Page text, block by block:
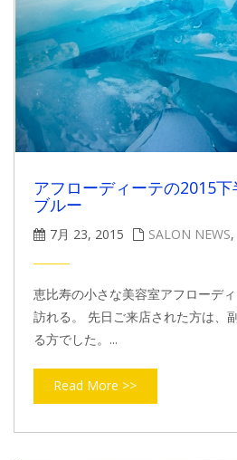
アフローディーテの2015
ブルー
7月 23, 2015 SALON NEWS,
恵比寿の小さな美容室アフローデ
訪れる。 先日ご来店された方は、
る方でした。...
Read More >>